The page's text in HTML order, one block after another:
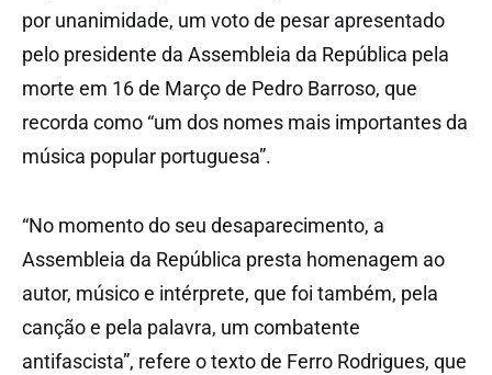
por unanimidade, um voto de pesar apresentado
pelo presidente da Assembleia da República pela
morte em 16 de Março de Pedro Barroso, que
recorda como “um dos nomes mais importantes da
música popular portuguesa”.
“No momento do seu desaparecimento, a
Assembleia da República presta homenagem ao
autor, músico e intérprete, que foi também, pela
canção e pela palavra, um combatente
antifascista”, refere o texto de Ferro Rodrigues, que